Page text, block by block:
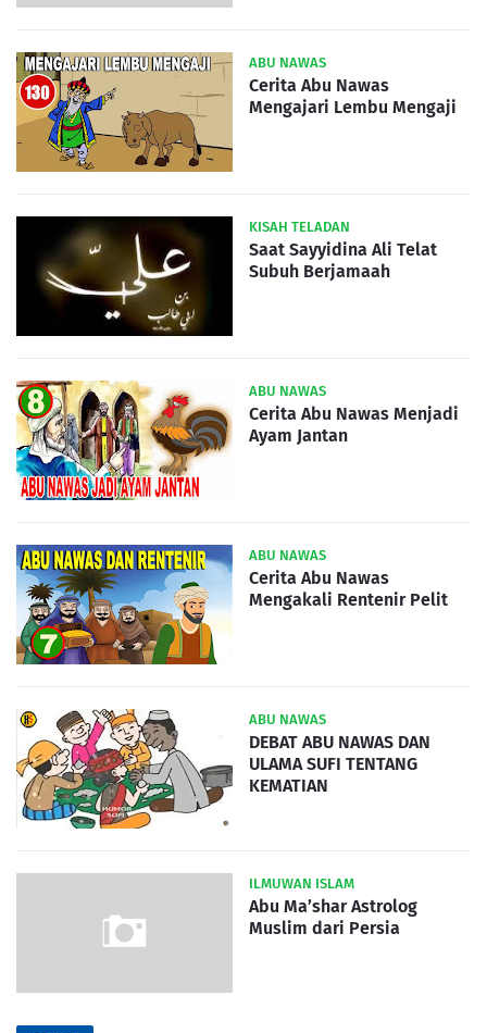
ABU NAWAS
Cerita Abu Nawas
Mengajari Lembu Mengaji
KISAH TELADAN
Saat Sayyidina Ali Telat
Subuh Berjamaah
ABU NAWAS
Cerita Abu Nawas Menjadi
Ayam Jantan
ABU NAWAS
Cerita Abu Nawas
Mengakali Rentenir Pelit
ABU NAWAS
DEBAT ABU NAWAS DAN
ULAMA SUFI TENTANG
KEMATIAN
ILMUWAN ISLAM
Abu Ma’shar Astrolog
Muslim dari Persia